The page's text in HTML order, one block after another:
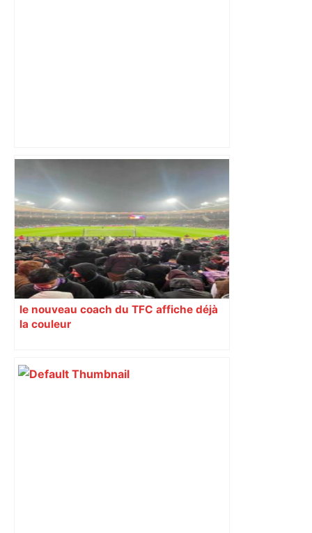
Guerre au Moyen-Orient : vols annulés
et hôtels hors de prix, le cauchemar
des Toulousains bloqués à Dubaï –
francebleu.fr
le nouveau coach du TFC affiche déjà
la couleur